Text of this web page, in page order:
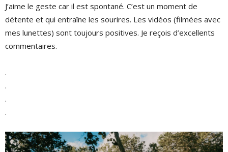
J’aime le geste car il est spontané. C’est un moment de
détente et qui entraîne les sourires. Les vidéos (filmées avec
mes lunettes) sont toujours positives. Je reçois d’excellents
commentaires.
.
.
.
.